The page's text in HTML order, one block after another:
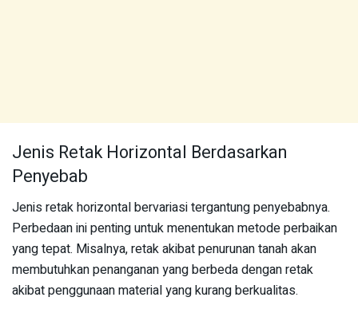
Jenis Retak Horizontal Berdasarkan
Penyebab
Jenis retak horizontal bervariasi tergantung penyebabnya.
Perbedaan ini penting untuk menentukan metode perbaikan
yang tepat. Misalnya, retak akibat penurunan tanah akan
membutuhkan penanganan yang berbeda dengan retak
akibat penggunaan material yang kurang berkualitas.